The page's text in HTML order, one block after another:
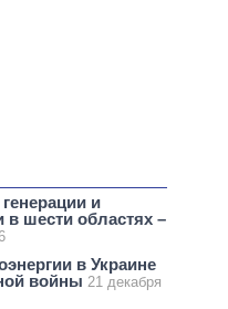
и
в шести областях –
в Украине
войны 21 декабря